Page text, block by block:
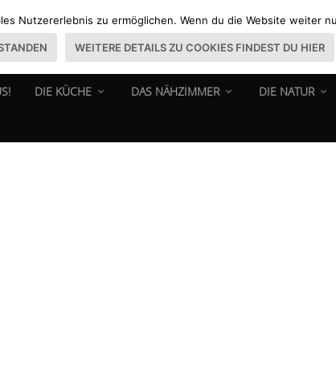
DIE KÜCHE DAS NÄHZIMMER DIE NATUR
Nutzererlebnis zu ermöglichen. Wenn du die Website weiter
WEITERE DETAILS ZU COOKIES FINDEST DU HIER